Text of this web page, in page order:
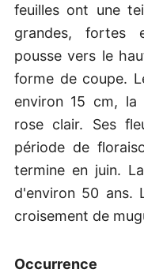
feuilles ont une
grandes, fortes
pousse vers le
forme de coupe.
environ 15 cm,
rose clair. Ses
période de
termine en juin.
d'environ 50 ans.
croisement de
Occurrence